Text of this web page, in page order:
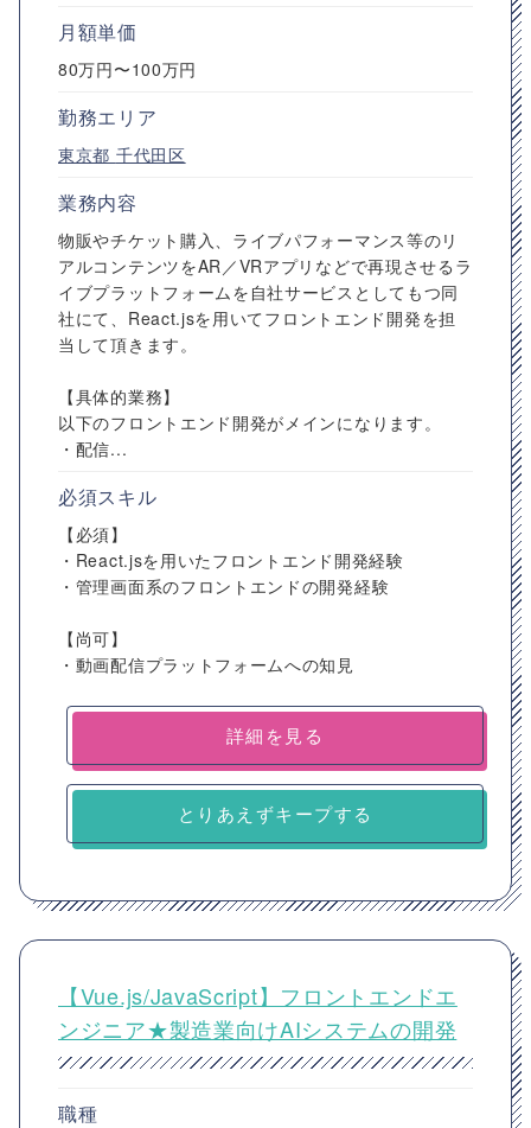
月額単価
80万円〜100万円
勤務エリア
東京都 千代田区
業務内容
物販やチケット購入、ライブパフォーマンス等のリ
アルコンテンツをAR／VRアプリなどで再現させるラ
イブプラットフォームを自社サービスとしてもつ同
社にて、React.jsを用いてフロントエンド開発を担
当して頂きます。
【具体的業務】
以下のフロントエンド開発がメインになります。
・配信...
必須スキル
【必須】
・React.jsを用いたフロントエンド開発経験
・管理画面系のフロントエンドの開発経験
【尚可】
・動画配信プラットフォームへの知見
詳細を見る
とりあえずキープする
【Vue.js/JavaScript】フロントエンドエ
ンジニア★製造業向けAIシステムの開発
職種